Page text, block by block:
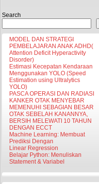
Search
MODEL DAN STRATEGI
PEMBELAJARAN ANAK ADHD(
Attention Deficit Hyperactivity
Disorder)
Estimasi Kecepatan Kendaraan
Menggunakan YOLO (Speed
Estimation using Ultralytics
YOLO)
PASCA OPERASI DAN RADIASI
KANKER OTAK MENYEBAR
MEMENUHI SEBAGIAN BESAR
OTAK SEBELAH KANANNYA,
BERSIH MELEWATI 10 TAHUN
DENGAN ECCT
Machine Learning: Membuat
Prediksi Dengan
Linear Regression
Belajar Python: Menuliskan
Statement & Variabel